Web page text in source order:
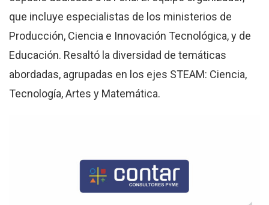
que incluye especialistas de los ministerios de
Producción, Ciencia e Innovación Tecnológica, y de
Educación. Resaltó la diversidad de temáticas
abordadas, agrupadas en los ejes STEAM: Ciencia,
Tecnología, Artes y Matemática.